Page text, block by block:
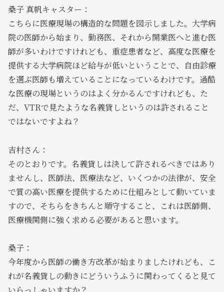
桑子 真帆キャスター：
こちらに医療現場の構造的な問題を図示しました。大学病
院の医師から始まり、勤務医、それから開業医へと進む医
師が多いわけですけれども、重症患者など、高度な医療を
提供する大学病院ほど給与が低いということで、自由診療
を選ぶ医師も増えていることになっているわけです。過酷
な医療の現場というのはよく分かるんですけれども、た
だ、VTRで見たような名義貸しというのは許されること
ではないですよね？
吉村さん：
そのとおりです。名義貸しは決して許されるべきではあり
ませんし、医師法、医療法など、いくつかの法律が、安全
で質の高い医療を提供するために仕組みとして動いていま
すので、そちらをきちんと順守すること、これは医師側、
医療機関側に強く求める必要があると思います。
桑子：
今年度から医師の働き方改革が始まりましたけれども、こ
れが名義貸しの動きにどういうふうに関わってくると見て